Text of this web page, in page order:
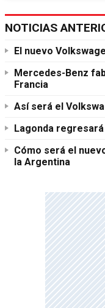
NOTICIAS
El nuevo
Mercedes-Benz
Francia
Así será el
Lagonda
Cómo será el
la Argentina